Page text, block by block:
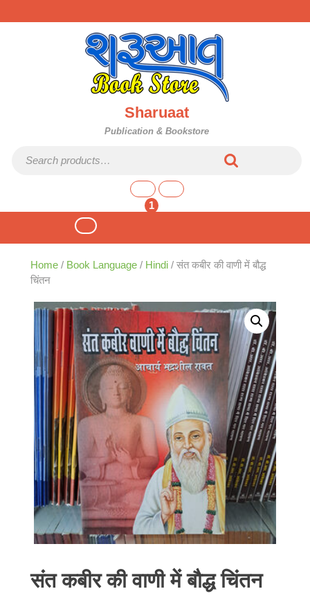
to
Sharuaat
Publication & Bookstore
1
shopping
Open
Button
Home / Book Language / Hindi / संत कबीर की वाणी में बौद्ध
चिंतन
संत कबीर की वाणी में बौद्ध चिंतन